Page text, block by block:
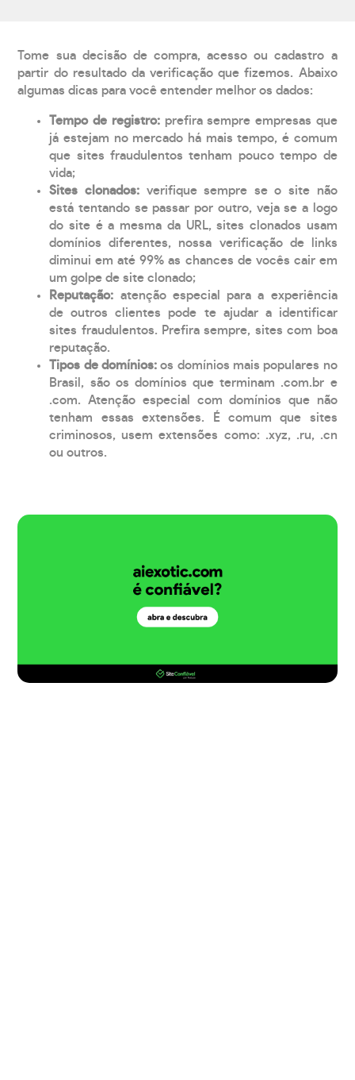
Tome sua decisão de compra, acesso ou cadastro a
partir do resultado da verificação que fizemos. Abaixo
algumas dicas para você entender melhor os dados:
Tempo de registro: prefira sempre empresas que
já estejam no mercado há mais tempo, é comum
que sites fraudulentos tenham pouco tempo de
vida;
Sites clonados: verifique sempre se o site não
está tentando se passar por outro, veja se a logo
do site é a mesma da URL, sites clonados usam
domínios diferentes, nossa verificação de links
diminui em até 99% as chances de vocês cair em
um golpe de site clonado;
Reputação: atenção especial para a experiência
de outros clientes pode te ajudar a identificar
sites fraudulentos. Prefira sempre, sites com boa
reputação.
Tipos de domínios:os domínios mais populares no
Brasil, são os domínios que terminam .com.br e
.com. Atenção especial com domínios que não
tenham essas extensões. É comum que sites
criminosos, usem extensões como: .xyz, .ru, .cn
ou outros.